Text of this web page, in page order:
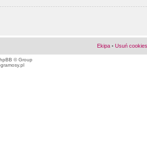
Ekipa • Usuń
© Group